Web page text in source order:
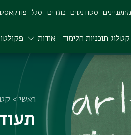
מתעניינים סטודנטים בוגרים סגל פודקאסט
קטלוג תוכניות הלימוד אודות
ראשי